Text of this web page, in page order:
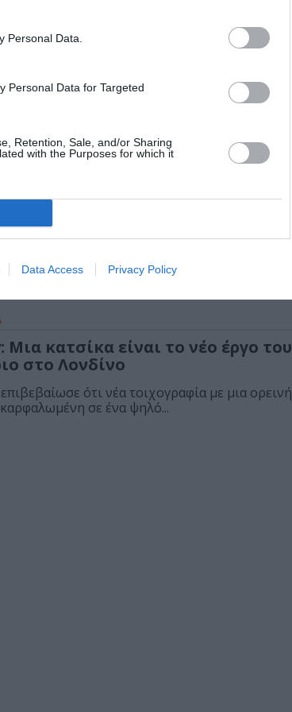
Personal Data.
Personal Data for Targeted
Retention, Sale, and/or Sharing
with the Purposes for which it
Data Access Privacy Policy
του Banksy στα ρολά ζωολογικού
Πιθανόν να είναι η τελευταία του
η 9η, και ίσως και τελευταία τοιχογραφία
Μια κατσίκα είναι το νέο έργο του
στο Λονδίνο
ότι νέα τοιχογραφία με μια ορεινή
σε ένα ψηλό...